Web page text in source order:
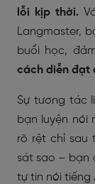
lỗi kịp thời.
Langmaster,
buổi học,
cách diễn đạt
Sự tương tác
bạn luyện nói
rõ rệt chỉ sau
sát sao – bạn
tự tin nói tiếng